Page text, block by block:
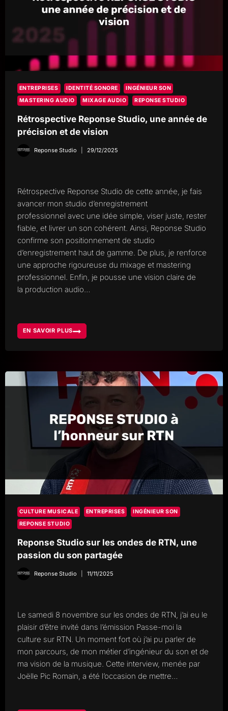
ENTREPRISES IDENTITÉ SONORE
INGÉNIEUR SON
MASTERING AUDIO
MIXAGE AUDIO REPONSE STUDIO
Rétrospective Reponse Studio, une année de
précision et de vision
Reponse Studio 29/12/2025
Rétrospective Reponse Studio de cette année, je fais
avancer mon studio d’enregistrement
professionnel avec une idée simple, viser juste, rester
fiable, et livrer un son cohérent. Ainsi, Reponse Studio
confirme son positionnement de studio
d’enregistrement haut de gamme. De plus, je renforce
une approche rigoureuse du mixage et mastering
professionnel. Enfin, je pousse une vision claire de
la production audio…
EN SAVOIR PLUS
RÉTROSPECTIVE
REPONSE
ET
DE
VISION
CULTURE MUSICALE ENTREPRISES
INGÉNIEUR SON
REPONSE STUDIO
Reponse Studio sur les ondes de RTN, une
passion du son partagée
Reponse Studio 11/11/2025
Le samedi 8 novembre sur les ondes de RTN, j’ai eu le
plaisir d’être invité dans l’émission Passe-moi la
culture sur RTN. Un moment fort où j’ai pu parler de
mon parcours, de mon métier d’ingénieur du son et de
ma vision de la musique. Cette interview, menée par
Joëlle Pic Romain, a été l’occasion de mettre…